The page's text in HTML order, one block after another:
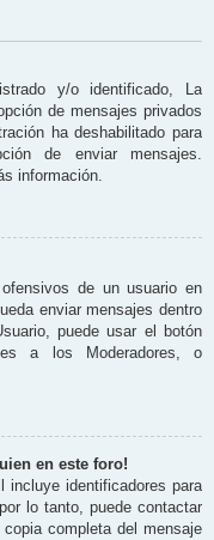
y/o identificado, La
de mensajes privados
ha deshabilitado para
de enviar mensajes.
información.
de un usuario en
enviar mensajes dentro
puede usar el botón
a los Moderadores, o
en este foro!
incluye identificadores para
lo tanto, puede contactar
completa del mensaje